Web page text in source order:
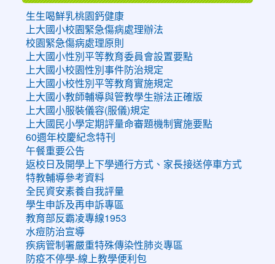
生生喝鮮乳桃園鈣健康
上大國小校園緊急傷病處理辦法
校園緊急傷病處理原則
上大國小性別平等教育委員會設置要點
上大國小校園性別事件防治規定
上大國小校性別平等教育實施規定
上大國小教師輔導與管教學生辦法正確版
上大國小服裝儀容(服儀)規定
上大國民小學定期評量命審題機制實施要點
60週年校慶紀念特刊
午餐重要公告
返校日及開學上下學通行方式、家長接送停車方式
特教輔導參考資料
全民資安素養自我評量
學生申訴及再申訴專區
教育部反霸凌專線1953
水痘防治宣導
疾病管制署嚴重特殊傳染性肺炎專區
防疫不停學-線上教學便利包